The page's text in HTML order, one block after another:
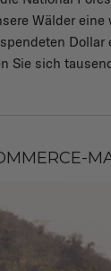
Wälder
Sie sich